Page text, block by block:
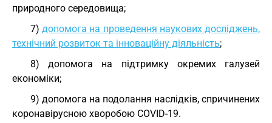
природного середовища;
7)допомога на проведення наукових досліджень,
технічний розвиток та інноваційну діяльність;
8) допомога на підтримку окремих галузей
економіки;
9) допомога на подолання наслідків, спричинених
коронавірусною хворобою COVID-19.